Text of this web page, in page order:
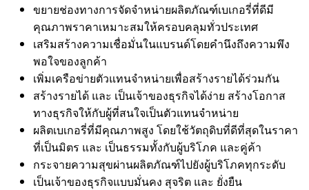
ขยายช่องทางการจัดจำหน่ายผลิตภัณฑ์เบเกอรี่ที่ดีมี
คุณภาพราคาเหมาะสมให้ครอบคลุมทั่วประเทศ
เสริมสร้างความเชื่อมั่นในแบรนด์โดยคำนึงถึงความพึง
พอใจของลูกค้า
เพิ่มเครือข่ายตัวแทนจำหน่ายเพื่อสร้างรายได้ร่วมกัน
สร้างรายได้ และ เป็นเจ้าของธุรกิจได้ง่าย สร้างโอกาส
ทางธุรกิจให้กับผู้ที่สนใจเป็นตัวแทนจำหน่าย
ผลิตเบเกอรี่ที่มีคุณภาพสูง โดยใช้วัตถุดิบที่ดีที่สุดในราคา
ที่เป็นมิตร และ เป็นธรรมทั้งกับผู้บริโภค และคู่ค้า
กระจายความสุขผ่านผลิตภัณฑ์ไปยังผู้บริโภคทุกระดับ
เป็นเจ้าของธุรกิจแบบมั่นคง สุจริต และ ยั่งยืน